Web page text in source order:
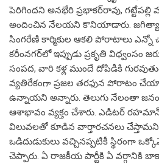
పెరిగిందని అనభేరి ప్రభాకర్‌రావు,
అందించిన నేలయని కొనియాడారు.
సింగరేణి కార్మికుల ఆకలి పోరాటాలు ఎన్నో
కరీంనగర్‌లో ఇప్పుడు ప్రకృతి విధ్వంసం
సంపద, వారి కళ్ల ముందే దోపిడీకి
వ్యతిరేకంగా ప్రజల తరఫున పోరాటం
ఉన్నాయని అన్నారు. తెలుగు నేలంతా
ఆశాభావం వ్యక్తం చేశారు. ఎడిటర్‌
విలువలతో కూడిన వార్తారచనలు
ఒడిదుడుకులు వచ్చినప్పటికీ స్థిరంగా
చెప్పారు. ఏ రాజకీయ పార్టీకి ఏ వర్గానికి